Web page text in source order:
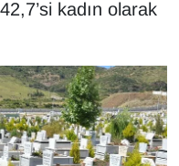
kadın olarak